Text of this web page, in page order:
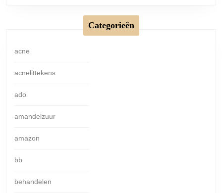
Categorieën
acne
acnelittekens
ado
amandelzuur
amazon
bb
behandelen